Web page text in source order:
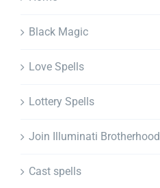
Black Magic
Love Spells
Lottery Spells
Join Illuminati Brotherhood
Cast spells